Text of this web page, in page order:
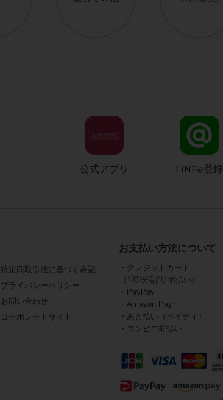
公式アプリ LINE@登録
特定商取引法に基づく表記
プライバシーポリシー
お問い合わせ
コーポレートサイト
お支払い方法について
・クレジットカード
（1回/分割/リボ払い）
・PayPay
・Amazon Pay
・あと払い（ペイディ）
・コンビニ前払い